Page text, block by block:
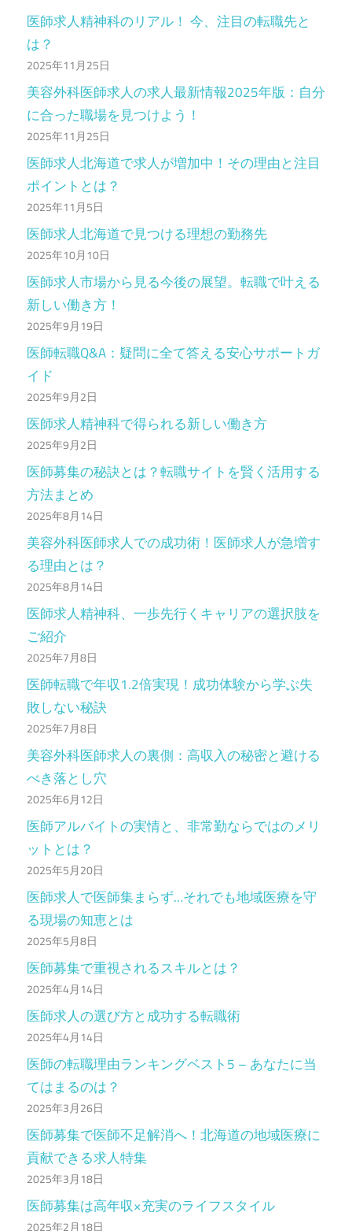
医師求人精神科のリアル！ 今、注目の転職先と
は？
2025年11月25日
美容外科医師求人の求人最新情報2025年版：自分
に合った職場を見つけよう！
2025年11月25日
医師求人北海道で求人が増加中！その理由と注目
ポイントとは？
2025年11月5日
医師求人北海道で見つける理想の勤務先
2025年10月10日
医師求人市場から見る今後の展望。転職で叶える
新しい働き方！
2025年9月19日
医師転職Q&A：疑問に全て答える安心サポートガ
イド
2025年9月2日
医師求人精神科で得られる新しい働き方
2025年9月2日
医師募集の秘訣とは？転職サイトを賢く活用する
方法まとめ
2025年8月14日
美容外科医師求人での成功術！医師求人が急増す
る理由とは？
2025年8月14日
医師求人精神科、一歩先行くキャリアの選択肢を
ご紹介
2025年7月8日
医師転職で年収1.2倍実現！成功体験から学ぶ失
敗しない秘訣
2025年7月8日
美容外科医師求人の裏側：高収入の秘密と避ける
べき落とし穴
2025年6月12日
医師アルバイトの実情と、非常勤ならではのメリ
ットとは？
2025年5月20日
医師求人で医師集まらず…それでも地域医療を守
る現場の知恵とは
2025年5月8日
医師募集で重視されるスキルとは？
2025年4月14日
医師求人の選び方と成功する転職術
2025年4月14日
医師の転職理由ランキングベスト5 – あなたに当
てはまるのは？
2025年3月26日
医師募集で医師不足解消へ！北海道の地域医療に
貢献できる求人特集
2025年3月18日
医師募集は高年収×充実のライフスタイル
2025年2月18日